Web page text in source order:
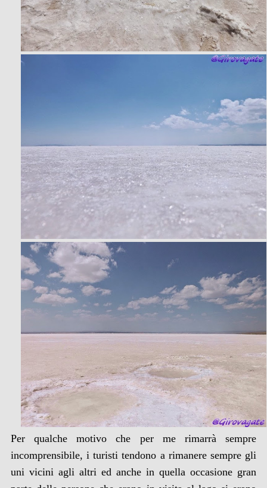
Per qualche motivo che per me rimarrà sempre
incomprensibile, i turisti tendono a rimanere sempre gli
uni vicini agli altri ed anche in quella occasione gran